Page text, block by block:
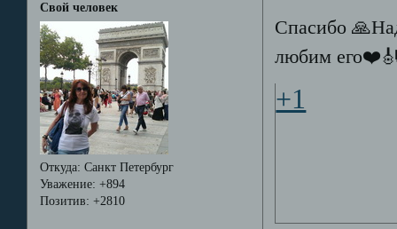
Свой человек
Откуда: Санкт Петербург
Уважение: +894
Позитив: +2810
Спасибо
любим
+1